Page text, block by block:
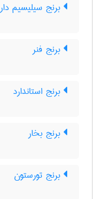
برنج سیلیسیم
برنج فنر
برنج استاندارد
برنج بخار
برنج تورستون